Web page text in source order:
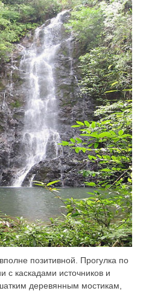
позитивной. Прогулка по
с каскадами источников и
деревянным мостикам,